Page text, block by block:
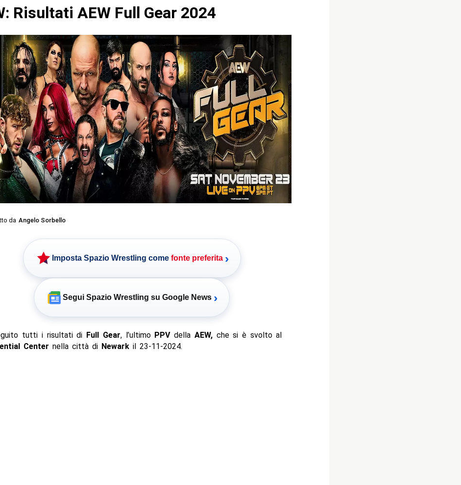
Risultati AEW Full Gear 2024
da Angelo Sorbello
Imposta Spazio Wrestling come fonte preferita ›
Segui Spazio Wrestling su Google News ›
tutti i risultati di Full Gear, l’ultimo PPVdella AEW,che si è svolto al
Center nella città di Newark il 23-11-2024.